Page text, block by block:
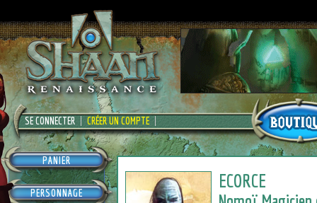
SE CONNECTER CRÉER UN COMPTE
PANIER
PERSONNAGE
ECORCE